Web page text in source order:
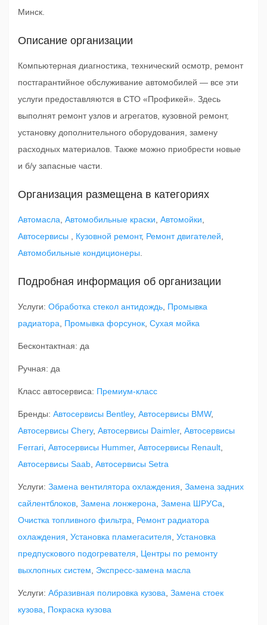
Минск.
Описание организации
Компьютерная диагностика, технический осмотр, ремонт
постгарантийное обслуживание автомобилей — все эти
услуги предоставляются в СТО «Профикей». Здесь
выполнят ремонт узлов и агрегатов, кузовной ремонт,
установку дополнительного оборудования, замену
расходных материалов. Также можно приобрести новые
и б/у запасные части.
Организация размещена в категориях
Автомасла Автомобильные краски Автомойки
Автосервисы
Кузовной ремонт, Ремонт двигателей
Автомобильные кондиционеры
Подробная информация об организации
Услуги: Обработка стекол антидождь Промывка
радиатора
Промывка форсунок Сухая мойка
Бесконтактная: да
Ручная: да
Класс автосервиса: Премиум-класс
Бренды: Автосервисы Bentley, Автосервисы BMW,
Автосервисы Chery, Автосервисы Daimler, Автосервисы
Ferrari Автосервисы Hummer, Автосервисы Renault
Автосервисы Saab Автосервисы Setra
Услуги: Замена вентилятора охлаждения Замена задних
сайлентблоков Замена лонжерона Замена ШРУСа
Очистка топливного фильтра
Ремонт радиатора
охлаждения Установка пламегасителя Установка
предпускового подогревателя
Центры по ремонту
выхлопных систем
Экспресс-замена масла
Услуги: Абразивная полировка кузова Замена стоек
кузова
Покраска кузова